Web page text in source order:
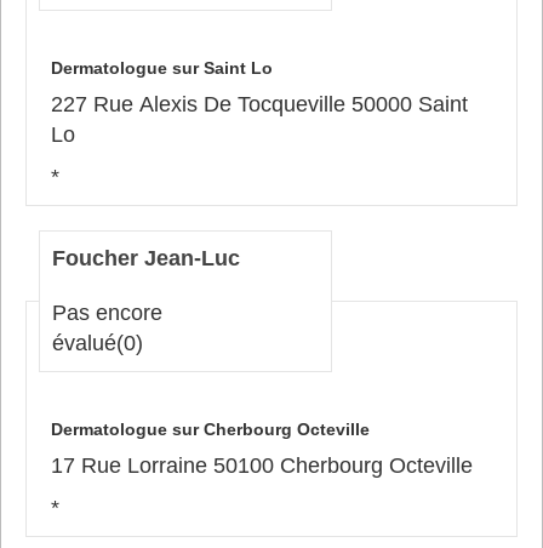
Dermatologue sur Saint Lo
227 Rue Alexis De Tocqueville 50000 Saint
Lo
*
Foucher Jean-Luc
Pas encore
évalué(0)
Dermatologue sur Cherbourg Octeville
17 Rue Lorraine 50100 Cherbourg Octeville
*